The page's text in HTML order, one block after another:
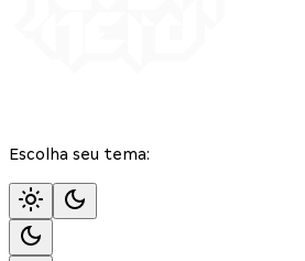
Escolha seu tema: